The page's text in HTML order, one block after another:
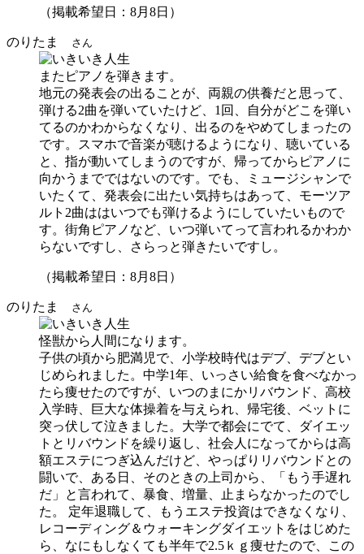
（掲載希望日：8月8日）
のりたま さん
またピアノを弾きます。
地元の発表会の出ることが、両親の供養だと思って、
弾ける2曲を弾いていたけど、1回、自分がどこを弾い
てるのかわからなくなり、出るのをやめてしまったの
です。スマホで音楽が聴けるようになり、聴いている
と、指が動いてしまうのですが、帰ってからピアノに
向かうまでではないのです。でも、ミュージシャンで
いたくて、発表会に出たい気持ちはあって、モーツア
ルト2曲ははいつでも弾けるようにしていたいもので
す。街角ピアノなど、いつ弾いてって言われるかわか
らないですし、さらっと弾きたいですし。
（掲載希望日：8月8日）
のりたま さん
怪獣から人間になります。
子供の頃から肥満児で、小学校時代はデブ、デブとい
じめられました。中学1年、いっさい給食を食べなかっ
たら痩せたのですが、いつのまにかリバウンド、高校
入学時、巨大な体操着を与えられ、帰宅後、ベットに
突っ伏して泣きました。大学で都会にでて、ダイエッ
トとリバウンドを繰り返し、社会人になってからは高
額エステにつぎ込んだけど、やっぱりリバウンドとの
闘いで、ある日、そのときの上司から、「もう手遅れ
だ」と言われて、暴食、増量、止まらなかったのでし
た。 定年退職して、もうエステ投資はできなくなり、
レコーディング＆ウォーキングダイエットをはじめた
ら、なにもしなくても半年で2.5ｋｇ痩せたので、この